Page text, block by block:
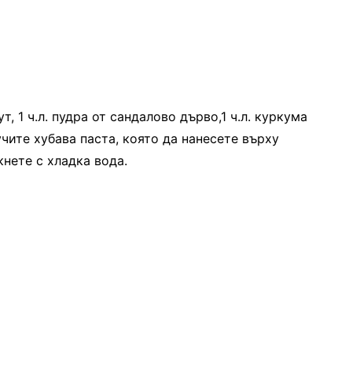
1 ч.л. пудра от сандалово дърво,1 ч.л. куркума
хубава паста, която да нанесете върху
с хладка вода.